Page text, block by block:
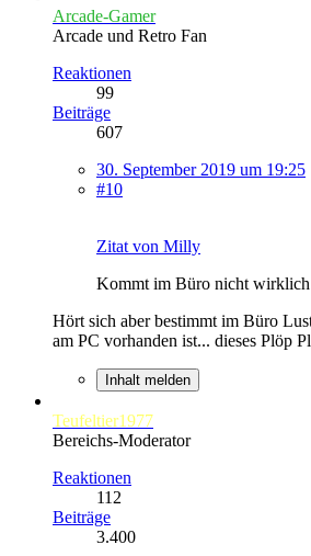
Arcade-Gamer
Arcade und Retro Fan
Reaktionen
99
Beiträge
607
30. September 2019 um 19:25
#10
Zitat von Milly
Kommt im Büro nicht wirklich
Hört sich aber bestimmt im Büro
am PC vorhanden ist... dieses Plöp
Inhalt melden
Teufeltier1977
Bereichs-Moderator
Reaktionen
112
Beiträge
3.400